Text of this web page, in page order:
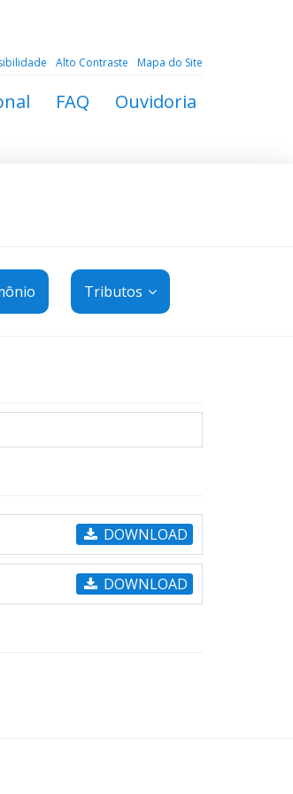
Alto Contraste Mapa do Site
FAQ Ouvidoria
Tributos
DOWNLOAD
DOWNLOAD